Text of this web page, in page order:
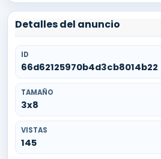
Detalles del anuncio
ID
66d62125970b4d3cb8014b22
TAMAÑO
3x8
VISTAS
145